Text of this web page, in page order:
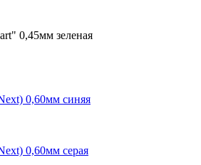
0,45мм зеленая
0,60мм синяя
0,60мм серая